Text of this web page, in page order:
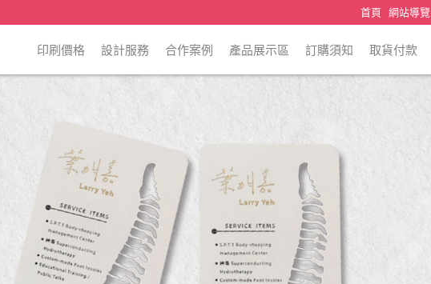
首頁 網站導覽
印刷價格 設計服務 合作案例 產品展示區 訂購須知 取貨付款